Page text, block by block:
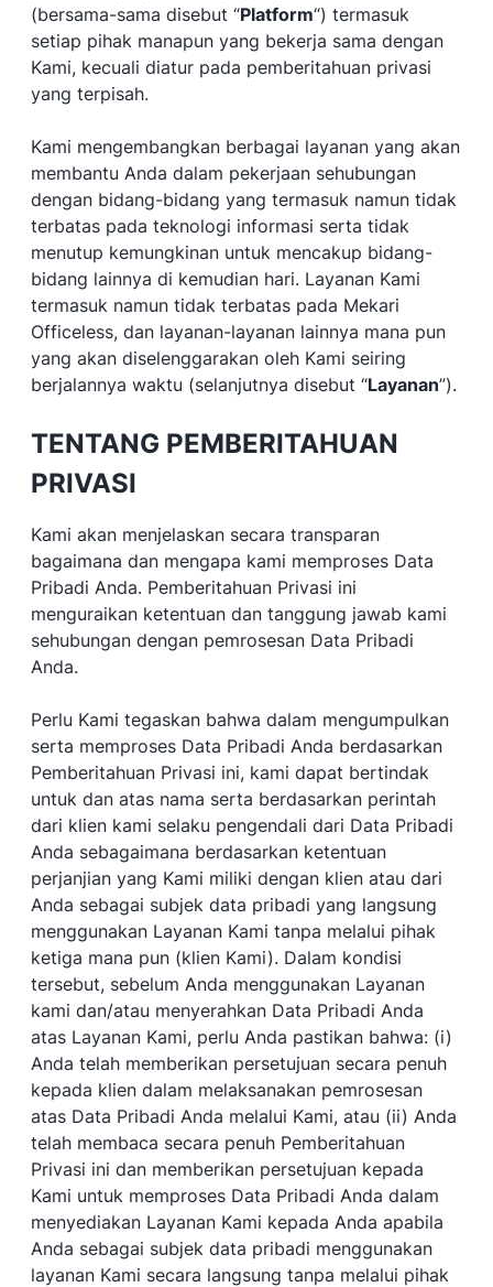
(bersama-sama disebut “Platform“) termasuk
setiap pihak manapun yang bekerja sama dengan
Kami, kecuali diatur pada pemberitahuan privasi
yang terpisah.
Kami mengembangkan berbagai layanan yang akan
membantu Anda dalam pekerjaan sehubungan
dengan bidang-bidang yang termasuk namun tidak
terbatas pada teknologi informasi serta tidak
menutup kemungkinan untuk mencakup bidang-
bidang lainnya di kemudian hari. Layanan Kami
termasuk namun tidak terbatas pada Mekari
Officeless, dan layanan-layanan lainnya mana pun
yang akan diselenggarakan oleh Kami seiring
berjalannya waktu (selanjutnya disebut “Layanan”).
TENTANG PEMBERITAHUAN
PRIVASI
Kami akan menjelaskan secara transparan
bagaimana dan mengapa kami memproses Data
Pribadi Anda. Pemberitahuan Privasi ini
menguraikan ketentuan dan tanggung jawab kami
sehubungan dengan pemrosesan Data Pribadi
Anda.
Perlu Kami tegaskan bahwa dalam mengumpulkan
serta memproses Data Pribadi Anda berdasarkan
Pemberitahuan Privasi ini, kami dapat bertindak
untuk dan atas nama serta berdasarkan perintah
dari klien kami selaku pengendali dari Data Pribadi
Anda sebagaimana berdasarkan ketentuan
perjanjian yang Kami miliki dengan klien atau dari
Anda sebagai subjek data pribadi yang langsung
menggunakan Layanan Kami tanpa melalui pihak
ketiga mana pun (klien Kami). Dalam kondisi
tersebut, sebelum Anda menggunakan Layanan
kami dan/atau menyerahkan Data Pribadi Anda
atas Layanan Kami, perlu Anda pastikan bahwa: (i)
Anda telah memberikan persetujuan secara penuh
kepada klien dalam melaksanakan pemrosesan
atas Data Pribadi Anda melalui Kami, atau (ii) Anda
telah membaca secara penuh Pemberitahuan
Privasi ini dan memberikan persetujuan kepada
Kami untuk memproses Data Pribadi Anda dalam
menyediakan Layanan Kami kepada Anda apabila
Anda sebagai subjek data pribadi menggunakan
layanan Kami secara langsung tanpa melalui pihak